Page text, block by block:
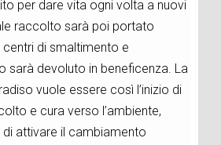
per dare vita ogni volta a nuovi
raccolto sarà poi portato
di smaltimento e
sarà devoluto in beneficenza. La
vuole essere così l’inizio di
e cura verso l’ambiente,
attivare il cambiamento